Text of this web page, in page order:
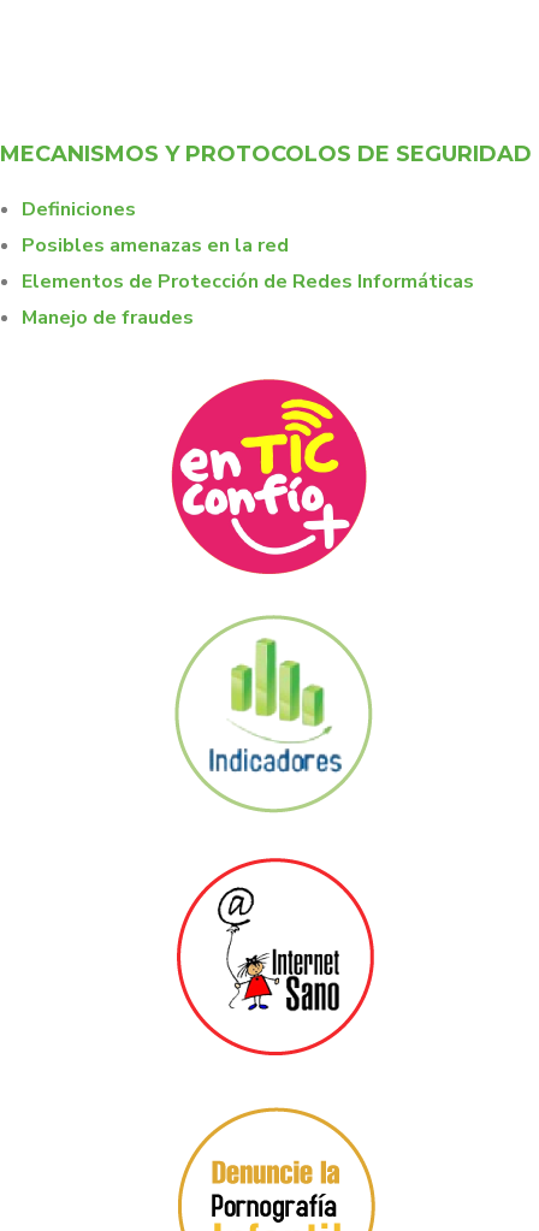
MECANISMOS Y PROTOCOLOS DE SEGURIDAD
Definiciones
Posibles amenazas en la red
Elementos de Protección de Redes Informáticas
Manejo de fraudes